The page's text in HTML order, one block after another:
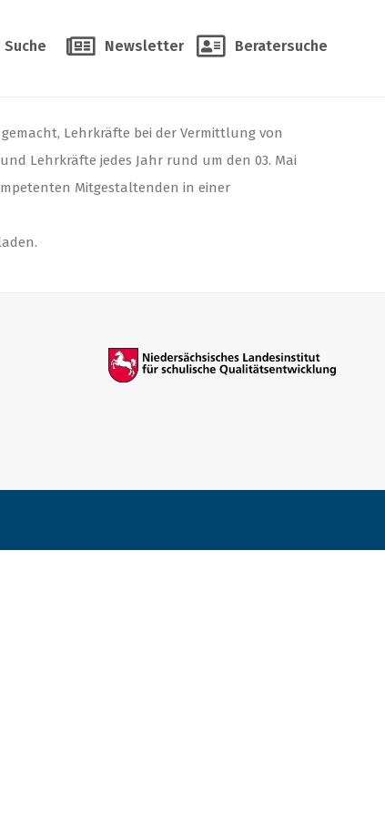
Suche Newsletter Beratersuche
Lehrkräfte bei der Vermittlung von
Lehrkräfte jedes Jahr rund um den 03. Mai
Mitgestaltenden in einer